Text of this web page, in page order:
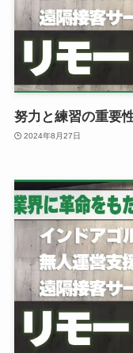
努力と練習の重要
2024年8月27日